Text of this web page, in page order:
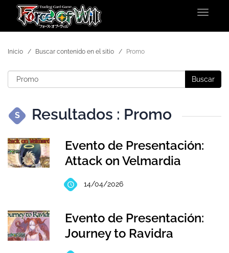
Toggle
Inicio Buscar contenido en el sitio Promo
Buscar
S Resultados : Promo
Evento de Presentación:
Attack on Velmardia
14/04/2026
Evento de Presentación:
Journey to Ravidra